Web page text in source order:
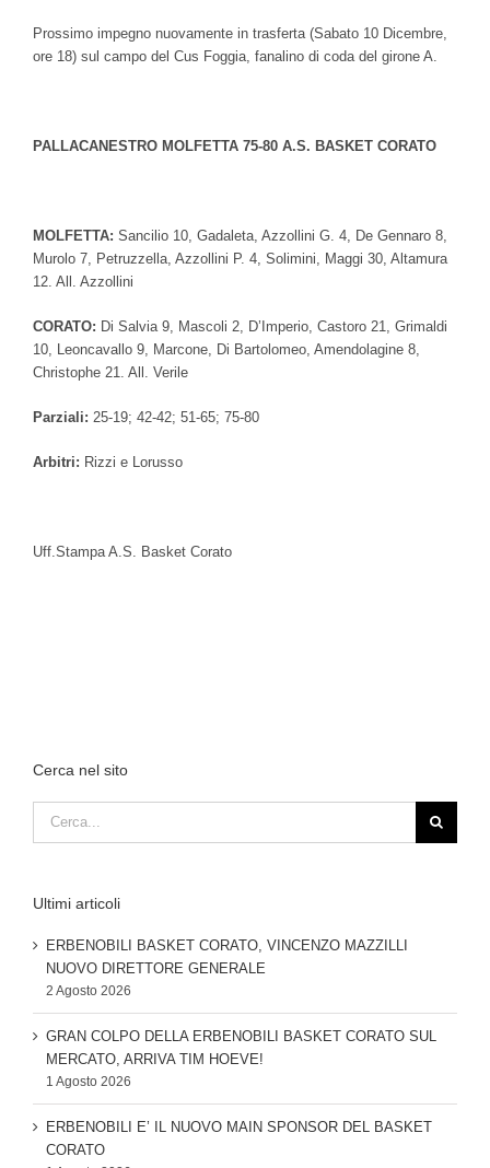
Prossimo impegno nuovamente in trasferta (Sabato 10 Dicembre,
ore 18) sul campo del Cus Foggia, fanalino di coda del girone A.
PALLACANESTRO MOLFETTA 75-80 A.S. BASKET CORATO
MOLFETTA: Sancilio 10, Gadaleta, Azzollini G. 4, De Gennaro 8,
Murolo 7, Petruzzella, Azzollini P. 4, Solimini, Maggi 30, Altamura
12. All. Azzollini
CORATO: Di Salvia 9, Mascoli 2, D’Imperio, Castoro 21, Grimaldi
10, Leoncavallo 9, Marcone, Di Bartolomeo, Amendolagine 8,
Christophe 21. All. Verile
Parziali: 25-19; 42-42; 51-65; 75-80
Arbitri: Rizzi e Lorusso
Uff.Stampa A.S. Basket Corato
Cerca nel sito
Ultimi articoli
ERBENOBILI BASKET CORATO, VINCENZO MAZZILLI
NUOVO DIRETTORE GENERALE
2 Agosto 2026
GRAN COLPO DELLA ERBENOBILI BASKET CORATO SUL
MERCATO, ARRIVA TIM HOEVE!
1 Agosto 2026
ERBENOBILI E’ IL NUOVO MAIN SPONSOR DEL BASKET
CORATO